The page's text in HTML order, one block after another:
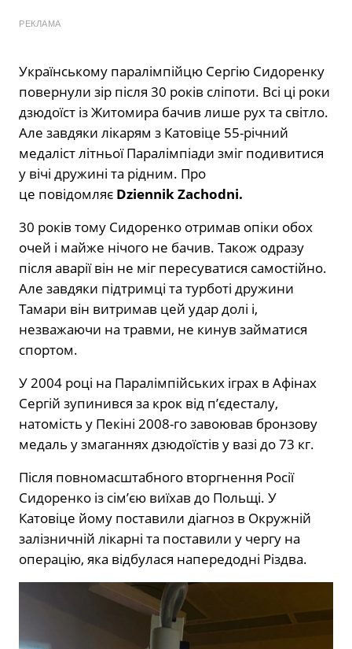
РЕКЛАМА
Українському паралімпійцю Сергію Сидоренку
повернули зір після 30 років сліпоти. Всі ці роки
дзюдоїст із Житомира бачив лише рух та світло.
Але завдяки лікарям з Катовіце 55-річний
медаліст літньої Паралімпіади зміг подивитися
у вічі дружині та рідним. Про
це повідомляє Dziennik Zachodni.
30 років тому Сидоренко отримав опіки обох
очей і майже нічого не бачив. Також одразу
після аварії він не міг пересуватися самостійно.
Але завдяки підтримці та турботі дружини
Тамари він витримав цей удар долі і,
незважаючи на травми, не кинув займатися
спортом.
У 2004 році на Паралімпійських іграх в Афінах
Сергій зупинився за крок від п’єдесталу,
натомість у Пекіні 2008-го завоював бронзову
медаль у змаганнях дзюдоїстів у вазі до 73 кг.
Після повномасштабного вторгнення Росії
Сидоренко із сім’єю виїхав до Польщі. У
Катовіце йому поставили діагноз в Окружній
залізничній лікарні та поставили у чергу на
операцію, яка відбулася напередодні Різдва.